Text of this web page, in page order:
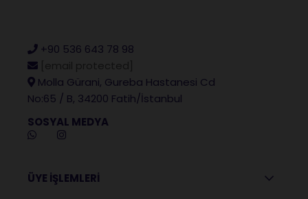
+90 536 643 78 98
Molla Gürani, Gureba Hastanesi Cd
No:65 / B, 34200 Fatih/İstanbul
SOSYAL MEDYA
ÜYE İŞLEMLERİ